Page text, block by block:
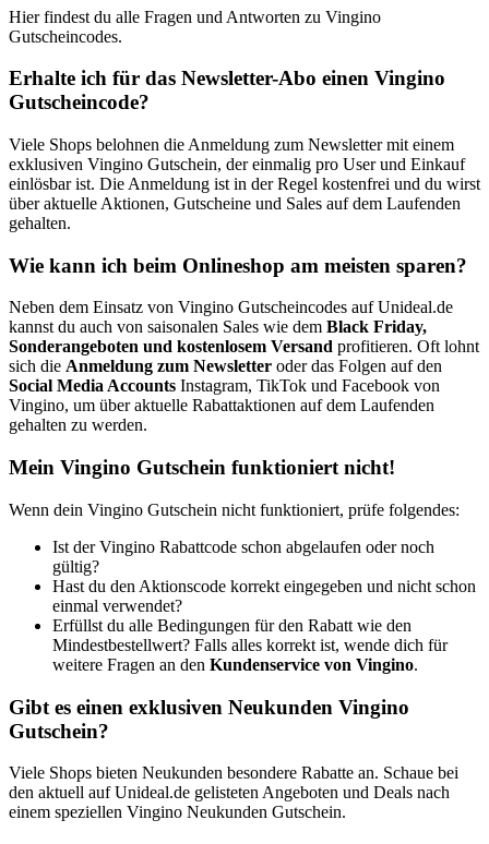
Hier findest du alle Fragen und Antworten zu Vingino
Gutscheincodes.
Erhalte ich für das Newsletter-Abo einen Vingino
Gutscheincode?
Viele Shops belohnen die Anmeldung zum Newsletter mit einem
exklusiven Vingino Gutschein, der einmalig pro User und Einkauf
einlösbar ist. Die Anmeldung ist in der Regel kostenfrei und du wirst
über aktuelle Aktionen, Gutscheine und Sales auf dem Laufenden
gehalten.
Wie kann ich beim Onlineshop am meisten sparen?
Neben dem Einsatz von Vingino Gutscheincodes auf Unideal.de
kannst du auch von saisonalen Sales wie dem Black Friday,
Sonderangeboten und kostenlosem Versand profitieren. Oft lohnt
sich die Anmeldung zum Newsletter oder das Folgen auf den
Social Media Accounts Instagram, TikTok und Facebook von
Vingino, um über aktuelle Rabattaktionen auf dem Laufenden
gehalten zu werden.
Mein Vingino Gutschein funktioniert nicht!
Wenn dein Vingino Gutschein nicht funktioniert, prüfe folgendes:
Ist der Vingino Rabattcode schon abgelaufen oder noch
gültig?
Hast du den Aktionscode korrekt eingegeben und nicht schon
einmal verwendet?
Erfüllst du alle Bedingungen für den Rabatt wie den
Mindestbestellwert? Falls alles korrekt ist, wende dich für
weitere Fragen an den Kundenservice von Vingino.
Gibt es einen exklusiven Neukunden Vingino
Gutschein?
Viele Shops bieten Neukunden besondere Rabatte an. Schaue bei
den aktuell auf Unideal.de gelisteten Angeboten und Deals nach
einem speziellen Vingino Neukunden Gutschein.